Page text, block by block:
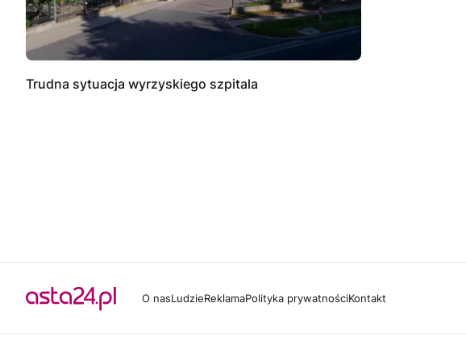
Trudna sytuacja wyrzyskiego szpitala
O nasLudzieReklamaPolityka prywatnościKontakt